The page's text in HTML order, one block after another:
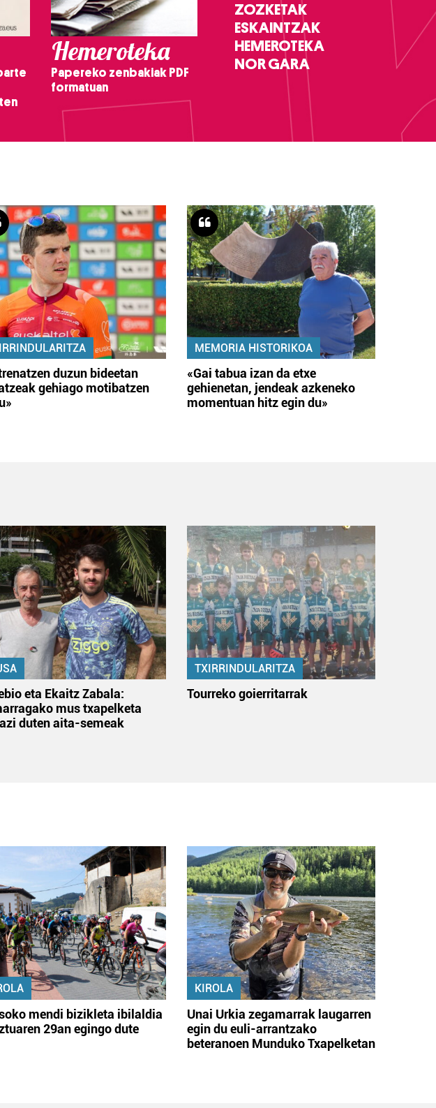
Hemeroteka
Papereko zenbakiak PDF
formatuan
ZOZKETAK
ESKAINTZAK
HEMEROTEKA
NOR GARA
duzun bideetan
gehiago motibatzen
MEMORIA HISTORIKOA
«Gai tabua izan da etxe
gehienetan, jendeak azkeneko
momentuan hitz egin du»
eta Ekaitz Zabala:
mus txapelketa
duten aita-semeak
TXIRRINDULARITZA
Tourreko goierritarrak
mendi bizikleta ibilaldia
29an egingo dute
KIROLA
Unai Urkia zegamarrak laugarren
egin du euli-arrantzako
beteranoen Munduko Txapelketan